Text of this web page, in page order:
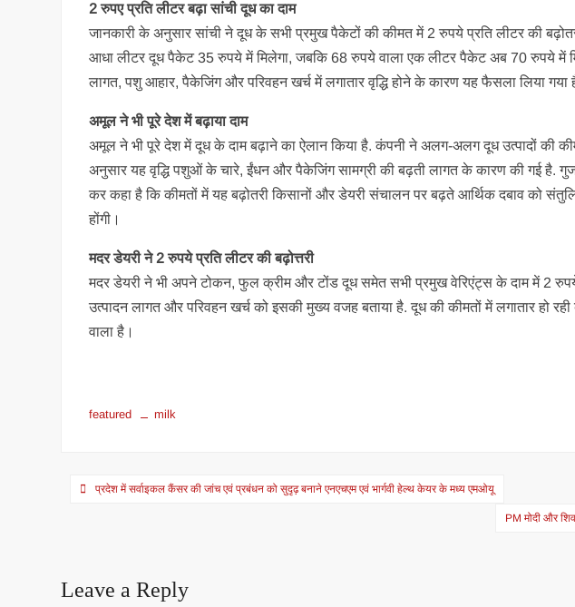
2 रुपए प्रति लीटर बढ़ा सांची दूध का दाम
जानकारी के अनुसार सांची ने दूध के सभी प्रमुख पैकेटों की कीमत में 2 रुपये प्रति लीटर की
आधा लीटर दूध पैकेट 35 रुपये में मिलेगा, जबकि 68 रुपये वाला एक लीटर पैकेट अब 70 रुपये में
लागत, पशु आहार, पैकेजिंग और परिवहन खर्च में लगातार वृद्धि होने के कारण यह फैसला लिया गया
अमूल ने भी पूरे देश में बढ़ाया दाम
अमूल ने भी पूरे देश में दूध के दाम बढ़ाने का ऐलान किया है. कंपनी ने अलग-अलग दूध उत्पादों की
अनुसार यह वृद्धि पशुओं के चारे, ईंधन और पैकेजिंग सामग्री की बढ़ती लागत के कारण की गई है.
कर कहा है कि कीमतों में यह बढ़ोतरी किसानों और डेयरी संचालन पर बढ़ते आर्थिक दबाव को
होंगी।
मदर डेयरी ने 2 रुपये प्रति लीटर की बढ़ोत्तरी
मदर डेयरी ने भी अपने टोकन, फुल क्रीम और टोंड दूध समेत सभी प्रमुख वेरिएंट्स के दाम में 2
उत्पादन लागत और परिवहन खर्च को इसकी मुख्य वजह बताया है. दूध की कीमतों में लगातार हो
वाला है।
featured milk
Postप्रदेश में सर्वाइकल कैंसर की जांच एवं प्रबंधन को सुदृढ़ बनाने एनएचएम एवं भार्गवी हेल्थ केयर के मध्य एमओयू
PM मोदी और
Leave a Reply